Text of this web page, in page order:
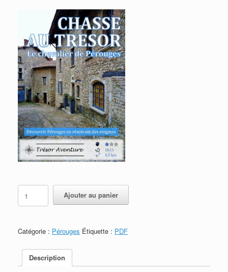
quantité
Pérouges
Le
chevalier
de
Pérouges
(facile)
Ajouter au panier
Catégorie : Pérouges Étiquette : PDF
Description